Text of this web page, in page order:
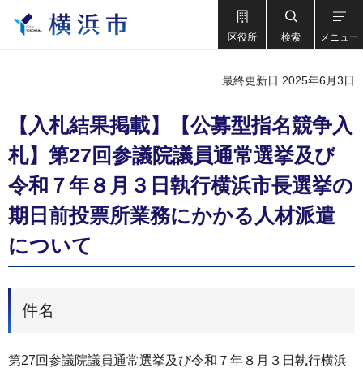
区役所 検索 メニュー
最終更新日 2025年6月3日
【入札結果掲載】【公募型指名競争入
札】第27回参議院議員通常選挙及び
令和７年８月３日執行横浜市長選挙の
期日前投票所業務にかかる人材派遣
について
件名
第27回参議院議員通常選挙及び令和７年８月３日執行横浜